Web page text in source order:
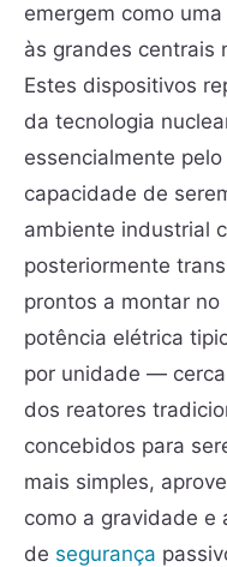
emergem como
às grandes centrais
Estes dispositivos
da tecnologia
essencialmente
capacidade de
ambiente industrial
posteriormente
prontos a montar
potência elétrica
por unidade —
dos reatores
concebidos para
mais simples,
como a gravidade e
de segurança